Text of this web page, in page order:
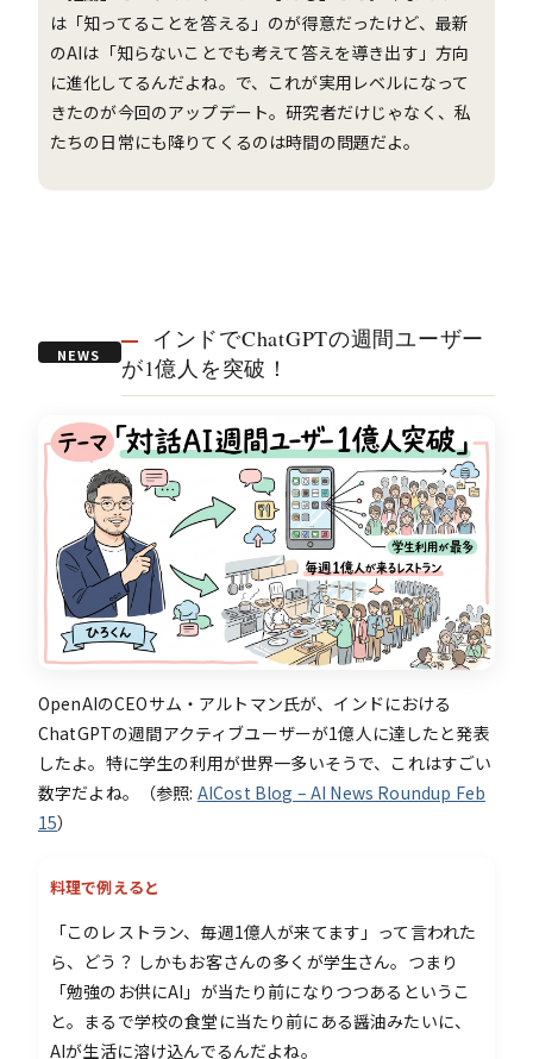
は「知ってることを答える」のが得意だったけど、最新
のAIは「知らないことでも考えて答えを導き出す」方向
に進化してるんだよね。で、これが実用レベルになって
きたのが今回のアップデート。研究者だけじゃなく、私
たちの日常にも降りてくるのは時間の問題だよ。
NEWS
03
インドでChatGPTの週間ユーザー
が1億人を突破！
OpenAIのCEOサム・アルトマン氏が、インドにおける
ChatGPTの週間アクティブユーザーが1億人に達したと発表
したよ。特に学生の利用が世界一多いそうで、これはすごい
数字だよね。（参照: AICost Blog – AI News Roundup Feb
15）
料理で例えると
「このレストラン、毎週1億人が来てます」って言われた
ら、どう？ しかもお客さんの多くが学生さん。つまり
「勉強のお供にAI」が当たり前になりつつあるというこ
と。まるで学校の食堂に当たり前にある醤油みたいに、
AIが生活に溶け込んでるんだよね。